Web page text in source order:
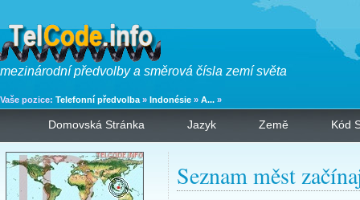
mezinárodní předvolby a směrová čísla zemí světa
Vaše pozice: Telefonní předvolba » Indonésie » A... »
Domovská Stránka Jazyk Země Kód
Seznam měst